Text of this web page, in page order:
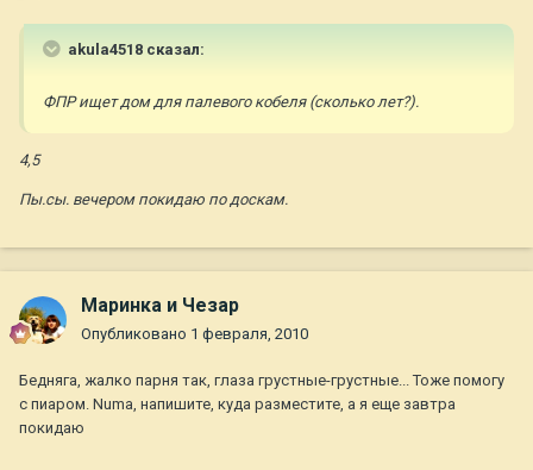
akula4518 сказал:
ФПР ищет дом для палевого кобеля (сколько лет?).
4,5
Пы.сы. вечером покидаю по доскам.
Маринка и Чезар
Опубликовано 1 февраля, 2010
Бедняга, жалко парня так, глаза грустные-грустные... Тоже помогу
с пиаром. Numa, напишите, куда разместите, а я еще завтра
покидаю